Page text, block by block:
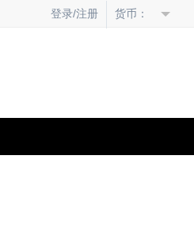
登录/注册 货币：